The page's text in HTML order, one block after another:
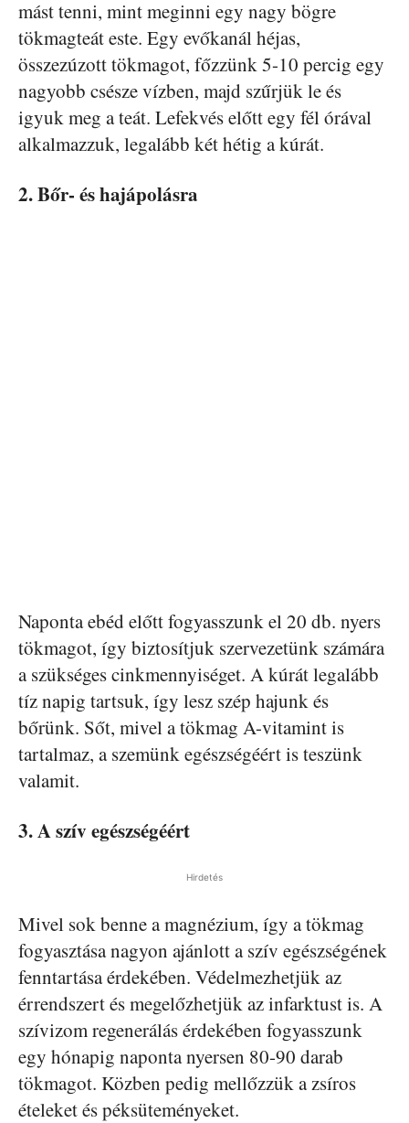
mást tenni, mint meginni egy nagy bögre
tökmagteát este. Egy evőkanál héjas,
összezúzott tökmagot, főzzünk 5-10 percig egy
nagyobb csésze vízben, majd szűrjük le és
igyuk meg a teát. Lefekvés előtt egy fél órával
alkalmazzuk, legalább két hétig a kúrát.
2. Bőr- és hajápolásra
Naponta ebéd előtt fogyasszunk el 20 db. nyers
tökmagot, így biztosítjuk szervezetünk számára
a szükséges cinkmennyiséget. A kúrát legalább
tíz napig tartsuk, így lesz szép hajunk és
bőrünk. Sőt, mivel a tökmag A-vitamint is
tartalmaz, a szemünk egészségéért is teszünk
valamit.
3. A szív egészségéért
Hirdetés
Mivel sok benne a magnézium, így a tökmag
fogyasztása nagyon ajánlott a szív egészségének
fenntartása érdekében. Védelmezhetjük az
érrendszert és megelőzhetjük az infarktust is. A
szívizom regenerálás érdekében fogyasszunk
egy hónapig naponta nyersen 80-90 darab
tökmagot. Közben pedig mellőzzük a zsíros
ételeket és péksüteményeket.